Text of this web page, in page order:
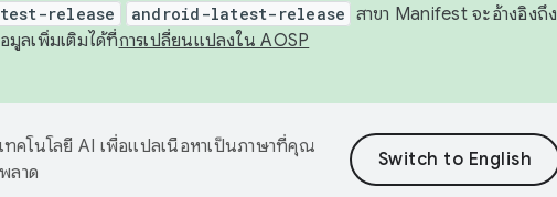
release android-latest-release สาขา Manifest จะอ้างอิงถึง
มูลเพิ่มเติมได้ที่การเปลี่ยนแปลงใน AOSP
ทคโนโลยี AI เพื่อแปลเนื้อหาเป็นภาษาที่คุณ
ลาด